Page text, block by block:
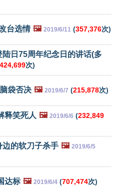
台选情 🖼️ 2019/6/11 (357,376次)
日75周年纪念日的讲话(多
424,699次)
袋否决 🖼️ 2019/6/7 (215,878次)
释笑死人 🖼️ 2019/6/6 (232,849
边的软刀子杀手 🖼️ 2019/6/5
达标 🖼️ 2019/6/4 (707,474次)